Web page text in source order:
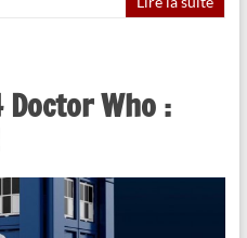
Doctor Who :